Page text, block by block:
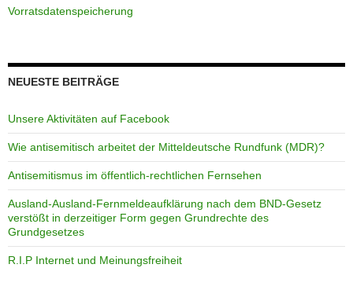
Vorratsdatenspeicherung
NEUESTE BEITRÄGE
Unsere Aktivitäten auf Facebook
Wie antisemitisch arbeitet der Mitteldeutsche Rundfunk (MDR)?
Antisemitismus im öffentlich-rechtlichen Fernsehen
Ausland-Ausland-Fernmeldeaufklärung nach dem BND-Gesetz
verstößt in derzeitiger Form gegen Grundrechte des
Grundgesetzes
R.I.P Internet und Meinungsfreiheit